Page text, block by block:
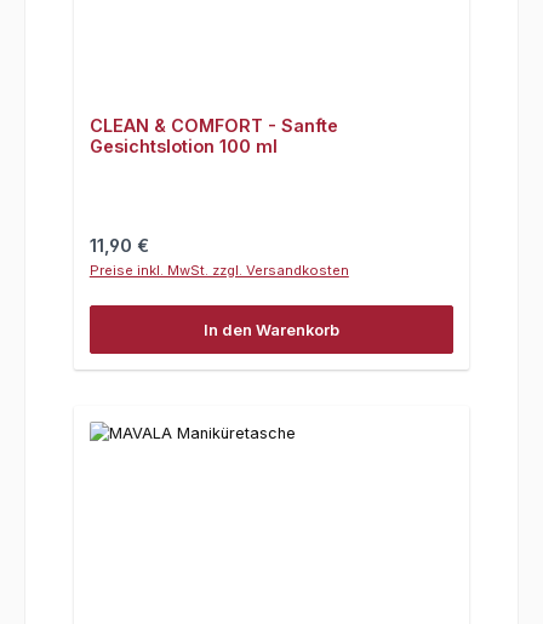
CLEAN & COMFORT - Sanfte
Gesichtslotion 100 ml
Regulärer Preis:
11,90 €
Preise inkl. MwSt. zzgl. Versandkosten
In den Warenkorb